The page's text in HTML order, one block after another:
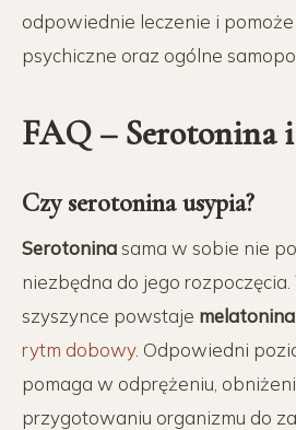
odpowiednie leczenie i
psychiczne oraz ogólne
FAQ – Serotonina i
Czy serotonina usypia?
Serotoninasama w sobie nie
niezbędna do jego rozpoczęcia.
szyszynce powstaje melatonina
rytm dobowy. Odpowiedni
pomaga w odprężeniu,
przygotowaniu organizmu do